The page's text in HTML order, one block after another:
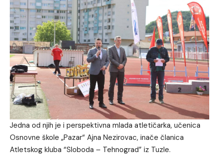
Jedna od njih je i perspektivna mlada atletičarka, učenica
Osnovne škole „Pazar“ Ajna Nezirovac, inače članica
Atletskog kluba “Sloboda – Tehnograd” iz Tuzle.